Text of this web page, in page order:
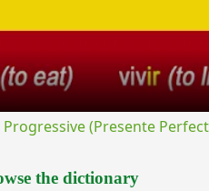
Progressive (Presente
the dictionary